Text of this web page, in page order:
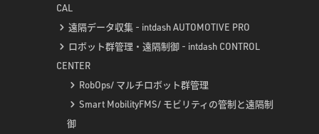
CAL
遠隔データ収集 - intdash AUTOMOTIVE PRO
ロボット群管理・遠隔制御 - intdash CONTROL
CENTER
RobOps/ マルチロボット群管理
Smart MobilityFMS/ モビリティの管制と遠隔制
御